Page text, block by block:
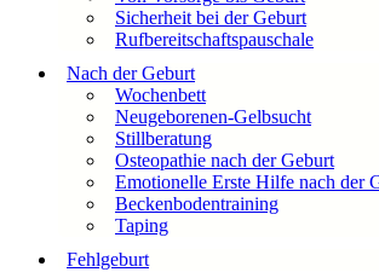
Sicherheit bei der Geburt
Rufbereitschaftspauschale
Nach der Geburt
Wochenbett
Neugeborenen-Gelbsucht
Stillberatung
Osteopathie nach der Geburt
Emotionelle Erste Hilfe nach der
Beckenbodentraining
Taping
Fehlgeburt